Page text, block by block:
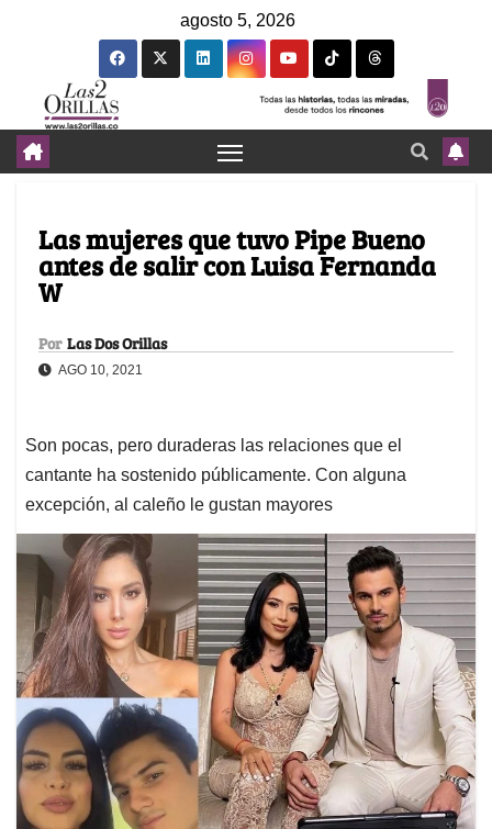
agosto 5, 2026
Las mujeres que tuvo Pipe Bueno
antes de salir con Luisa Fernanda
W
Por Las Dos Orillas
AGO 10, 2021
Son pocas, pero duraderas las relaciones que el
cantante ha sostenido públicamente. Con alguna
excepción, al caleño le gustan mayores